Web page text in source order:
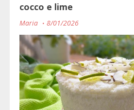
cocco e lime
Maria 8/01/2026